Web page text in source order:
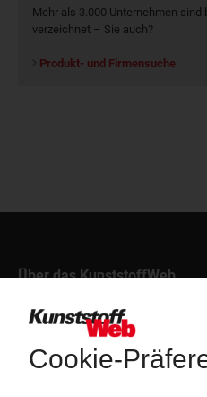
Mehr als 3.000 Unternehmen
verzeichnet – Sie auch?
Produkt- und Firmensuche
Über das KunststoffWeb
versorgt das KunststoffWeb
und Führungskräfte der
Nachrichten rund um das